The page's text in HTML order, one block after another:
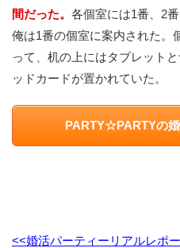
間だった。 各個室には1番、2
俺は1番の個室に案内された。
って、机の上にはタブレット
ッドカードが置かれていた。
PARTY☆PARTYの
<<婚活パーティーリアルレポ